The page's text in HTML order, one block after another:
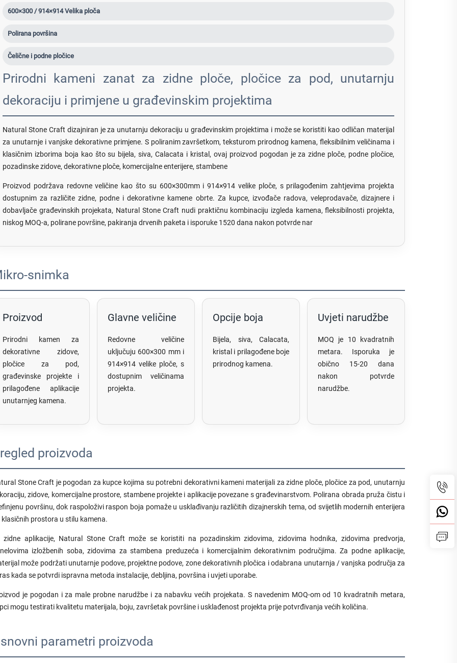
600×300 / 914×914 Velika ploča
Polirana površina
Čelične i podne pločice
Prirodni kameni zanat za zidne ploče, pločice za pod, unutarnju
dekoraciju i primjene u građevinskim projektima
Natural Stone Craft dizajniran je za unutarnju dekoraciju u građevinskim projektima i može se koristiti kao odličan materijal
za unutarnje i vanjske dekorativne primjene. S poliranim završetkom, teksturom prirodnog kamena, fleksibilnim veličinama i
klasičnim izborima boja kao što su bijela, siva, Calacata i kristal, ovaj proizvod pogodan je za zidne ploče, podne pločice,
pozadinske zidove, dekorativne ploče, komercijalne enterijere, stambene
Proizvod podržava redovne veličine kao što su 600×300mm i 914×914 velike ploče, s prilagođenim zahtjevima projekta
dostupnim za različite zidne, podne i dekorativne kamene obrte. Za kupce, izvođače radova, veleprodavače, dizajnere i
dobavljače građevinskih projekata, Natural Stone Craft nudi praktičnu kombinaciju izgleda kamena, fleksibilnosti projekta,
niskog MOQ-a, polirane površine, pakiranja drvenih paketa i isporuke 1520 dana nakon potvrde nar
snimka
Proizvod
Prirodni kamen za
dekorativne zidove,
pločice za pod,
građevinske projekte i
prilagođene aplikacije
unutarnjeg kamena.
Glavne veličine
Redovne veličine
uključuju 600×300 mm i
914×914 velike ploče, s
dostupnim veličinama
projekta.
Opcije boja
Bijela, siva, Calacata,
kristal i prilagođene boje
prirodnog kamena.
Uvjeti narudžbe
MOQ je 10 kvadratnih
metara. Isporuka je
obično 15-20 dana
nakon potvrde
narudžbe.
proizvoda
Stone Craft je pogodan za kupce kojima su potrebni dekorativni kameni materijali za zidne ploče, pločice za pod, unutarnju
zidove, komercijalne prostore, stambene projekte i aplikacije povezane s građevinarstvom. Polirana obrada pruža čistu i
površinu, dok raspoloživi raspon boja pomaže u usklađivanju različitih dizajnerskih tema, od svijetlih modernih enterijera
klasičnih prostora u stilu kamena.
zidne aplikacije, Natural Stone Craft može se koristiti na pozadinskim zidovima, zidovima hodnika, zidovima predvorja,
izložbenih soba, zidovima za stambena preduzeća i komercijalnim dekorativnim područjima. Za podne aplikacije,
može podržati unutarnje podove, projektne podove, zone dekorativnih pločica i odabrana unutarnja / vanjska područja za
kada se potvrdi ispravna metoda instalacije, debljina, površina i uvjeti uporabe.
je pogodan i za male probne narudžbe i za nabavku većih projekata. S navedenim MOQ-om od 10 kvadratnih metara,
mogu testirati kvalitetu materijala, boju, završetak površine i usklađenost projekta prije potvrđivanja većih količina.
parametri proizvoda